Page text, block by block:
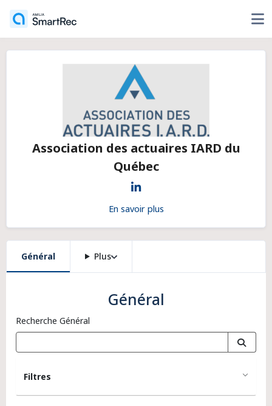
Association des actuaires IARD du
Québec
En savoir plus
Général Plus
Général
Recherche Général
Filtres